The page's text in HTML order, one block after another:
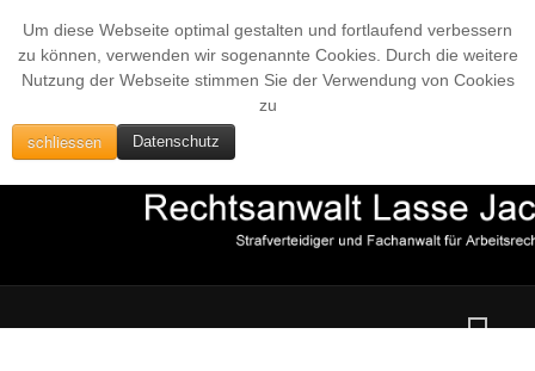
Um diese Webseite optimal gestalten und fortlaufend verbessern
zu können, verwenden wir sogenannte Cookies. Durch die weitere
Nutzung der Webseite stimmen Sie der Verwendung von Cookies
zu
schliessen Datenschutz